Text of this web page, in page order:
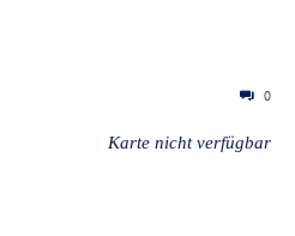
0
Karte nicht verfügbar